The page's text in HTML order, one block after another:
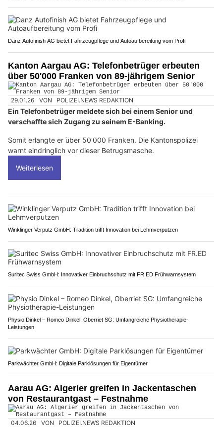
Danz Autofinish AG bietet Fahrzeugpflege und Autoaufbereitung vom Profi
Kanton Aargau AG: Telefonbetrüger erbeuten
über 50'000 Franken von 89-jährigem Senior
29.01.26 VON POLIZEI.NEWS REDAKTION
Ein Telefonbetrüger meldete sich bei einem Senior und
verschaffte sich Zugang zu seinem E-Banking.
Somit erlangte er über 50'000 Franken. Die Kantonspolizei
warnt eindringlich vor dieser Betrugsmasche.
Weiterlesen
Winklinger Verputz GmbH: Tradition trifft Innovation bei Lehmverputzen
Suritec Swiss GmbH: Innovativer Einbruchschutz mit FR.ED Frühwarnsystem
Physio Dinkel – Romeo Dinkel, Oberriet SG: Umfangreiche Physiotherapie-
Leistungen
Parkwächter GmbH: Digitale Parklösungen für Eigentümer
Aarau AG: Algerier greifen in Jackentaschen
von Restaurantgast – Festnahme
04.06.26 VON POLIZEI.NEWS REDAKTION